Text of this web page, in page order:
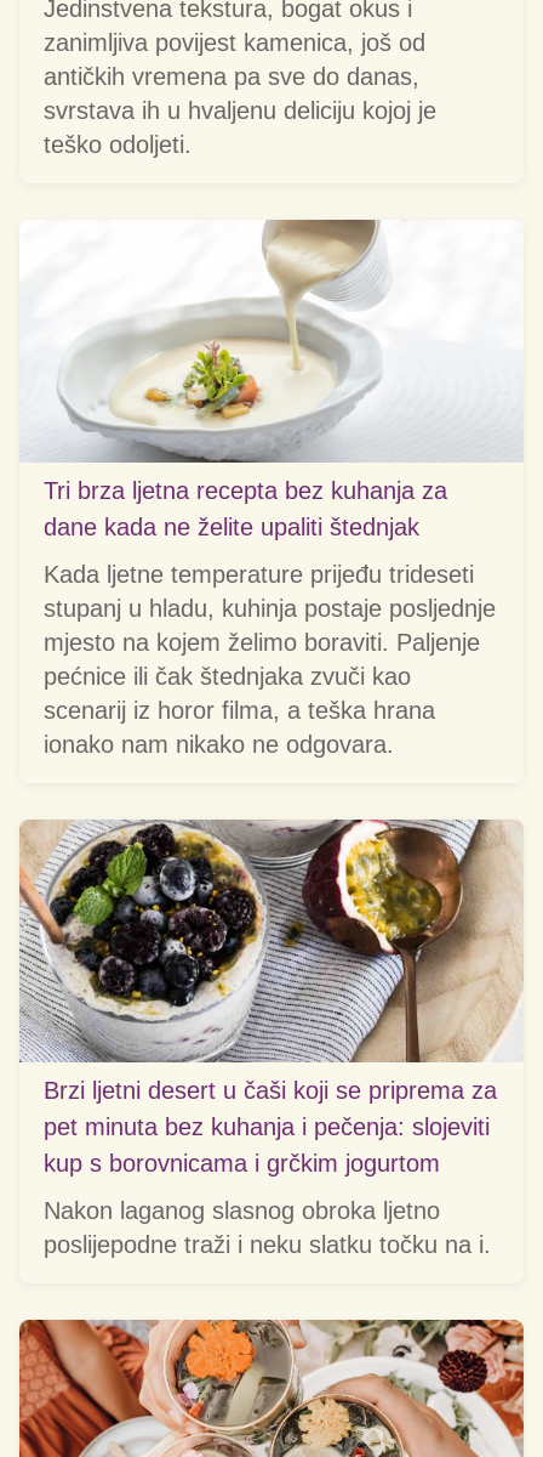
Jedinstvena tekstura, bogat okus i
zanimljiva povijest kamenica, još od
antičkih vremena pa sve do danas,
svrstava ih u hvaljenu deliciju kojoj je
teško odoljeti.
Tri brza ljetna recepta bez kuhanja za
dane kada ne želite upaliti štednjak
Kada ljetne temperature prijeđu trideseti
stupanj u hladu, kuhinja postaje posljednje
mjesto na kojem želimo boraviti. Paljenje
pećnice ili čak štednjaka zvuči kao
scenarij iz horor filma, a teška hrana
ionako nam nikako ne odgovara.
Brzi ljetni desert u čaši koji se priprema za
pet minuta bez kuhanja i pečenja: slojeviti
kup s borovnicama i grčkim jogurtom
Nakon laganog slasnog obroka ljetno
poslijepodne traži i neku slatku točku na i.